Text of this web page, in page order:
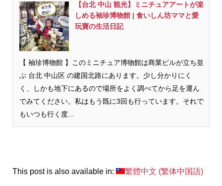
【台北 中山 観光】ミニチュアアートが楽
しめる袖珍博物館 | 食いしん坊ママと愛
玩寶の生活日記
【 袖珍博物館 】このミニチュア博物館は商業ビルが立ち並
ぶ 台北 中山区 の建国北路にあります。少し分かりにく
く、しかも地下にあるので場所をよく調べてから足を運ん
でみてください。私はもう既に3回も行っています。それで
もいつも行く度...
This post is also available in: 繁體中文 (繁体中国語)